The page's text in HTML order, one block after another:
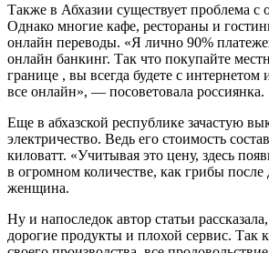
Также в Абхазии существует проблема с
Однако многие кафе, рестораны и
онлайн переводы. «Я лично 90%
онлайн банкинг. Так что покупайте
границе , вы всегда будете с интернетом
все онлайн», — посоветовала россиянка.
Еще в абхазской республике зачастую
электричество. Ведь его стоимость
киловатт. «Учитывая это цену, здесь
в огромном количестве, как грибы
женщина.
Ну и напоследок автор статьи
дорогие продукты и плохой сервис. Так